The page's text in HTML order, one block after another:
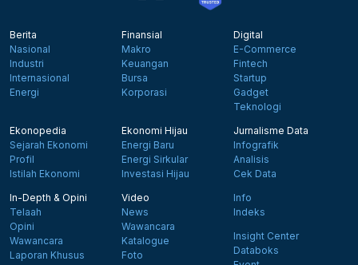
Berita
Nasional
Industri
Internasional
Energi
Finansial
Makro
Keuangan
Bursa
Korporasi
Digital
E-Commerce
Fintech
Startup
Gadget
Teknologi
Ekonopedia
Sejarah Ekonomi
Profil
Istilah Ekonomi
Ekonomi Hijau
Energi Baru
Energi Sirkular
Investasi Hijau
Jurnalisme Data
Infografik
Analisis
Cek Data
In-Depth & Opini
Telaah
Opini
Wawancara
Laporan Khusus
Video
News
Wawancara
Katalogue
Foto
Info
Indeks
Insight Center
Databoks